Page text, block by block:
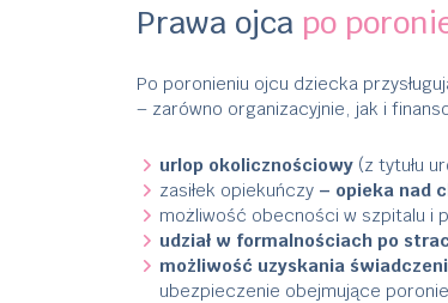
Prawa ojca po
Po poronieniu ojcu dziecka
– zarówno organizacyjnie, jak i
urlop okolicznościowy(z tytułu
zasiłek opiekuńczy – opieka nad
możliwość obecności w szpitalu i
udział w formalnościach po
możliwość uzyskania
ubezpieczenie obejmujące